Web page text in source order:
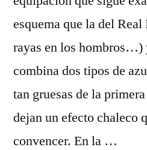
esquema que la del
rayas en los hombros…)
combina dos tipos de
tan gruesas de la
dejan un efecto chaleco
convencer. En la …